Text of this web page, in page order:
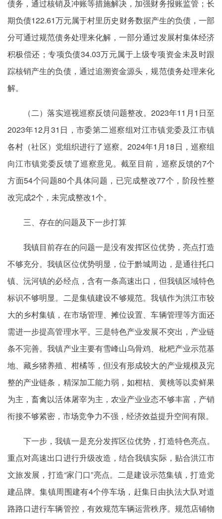
债务，通过核销及冲账等措施解决，加强财务报账监管；长
期负债122.61万元属于村里历史财务数据产生的负债，一部
分可通过规范债务处理来化解，一部分通过发展村集体经济
积极偿还；专项负债34.03万元属于上级专项资金未及时跟
踪核销产生的负债，通过追溯资金源头，规范债务处理来化
解。
（二）落实巡视巡察反馈问题整改。2023年11月1日至
2023年12月31日，市委第二巡察组对江市镇党委及江市镇
各村（社区）党组织进行了巡察。2024年1月18日，巡察组
向江市镇党委反馈了巡察意见。截至目前，巡察反馈的7个
方面54个问题80个具体问题，已完成整改77个，阶段性整
改完成2个，未完成整改1个。
三、存在的问题及下一步打算
我镇目前存在的问题一是没有发挥区位优势，亮点打造
不够充分。我镇区位优势明显，位于黔城周边，是通往托口
镇、沅河镇的必经点，含有一条高速出口，但我镇区域特色
标识不够明显。二是集镇建设不够规范。我镇作为洪江市较
大的乡村集镇，在市场管理、摊位设置、车辆管理等方面还
需进一步提高管理水平。三是特色产业发展不突出，产业链
条不完善。我镇产业主要有雪峰山乌骨鸡、枇杷产业示范基
地、藏乡猪养殖、柑橘等，但没有形成较大的产业规模及完
整的产业链条，精深加工能力弱，如柑桔、黄桃等以卖鲜果
为主，畜禽以活体屠宰为主，农业产业业态不够丰富，产销
衔接不够紧密，市场竞争力不强，经济效益提升空间有限。
下一步，我镇一是充分发挥区位优势，打造特色亮点。
重点对高速出口进行升级改造，结合我镇实际，贴合洪江市
文旅发展，打造“家门口”亮点。二是建设示范集镇，打造党
建品牌。集镇周围建有4个停车场，赶集日由执法大队对道
路路口进行车辆管控，有效规范车辆运营秩序。规范店铺物